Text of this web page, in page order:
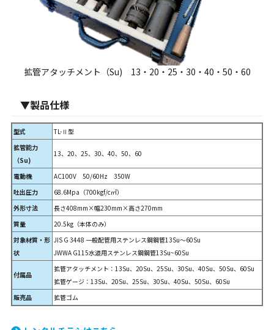
拡管アタッチメント（Su) 13・20・25・30・40・50・60
▼製品仕様
型式
TL-Ⅱ型
拡管能力
（Su)
13、20、25、30、40、50、60
電動機
AC100V 50/60Hz 350W
吐出圧力
68.6Mpa（700kgf/c㎡）
外形寸法
長さ408mm×幅230mm×高さ270mm
質量
20.5kg（本体のみ）
対象材質・形
状
JIS G 3448 一般配管用ステンレス鋼鋼管13Su～60Su
JWWA G115水道用ステンレス鋼鋼管13Su~60Su
付属品
拡管アタッチメント：13Su、20Su、25Su、30Su、40Su、50Su、60Su
拡管ゲージ：13Su、20Su、25Su、30Su、40Su、50Su、60Su
販売品
拡管ゴム